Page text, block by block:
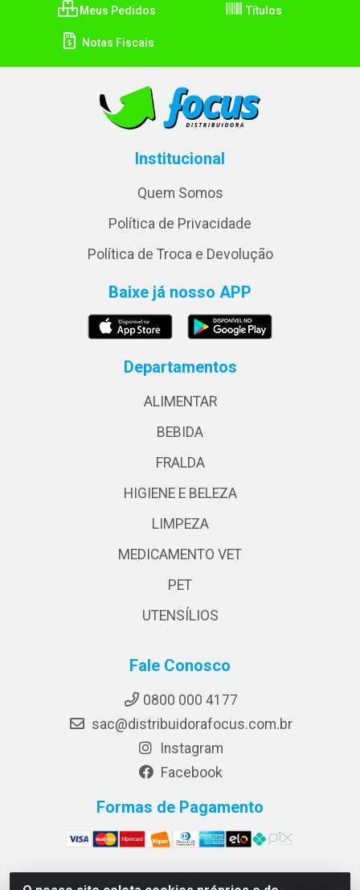
Meus Pedidos Títulos
Notas Fiscais
Institucional
Quem Somos
Política de Privacidade
Política de Troca e Devolução
Baixe já nosso APP
Departamentos
ALIMENTAR
BEBIDA
FRALDA
HIGIENE E BELEZA
LIMPEZA
MEDICAMENTO VET
PET
UTENSÍLIOS
Fale Conosco
0800 000 4177
sac@distribuidorafocus.com.br
Instagram
Facebook
Formas de Pagamento